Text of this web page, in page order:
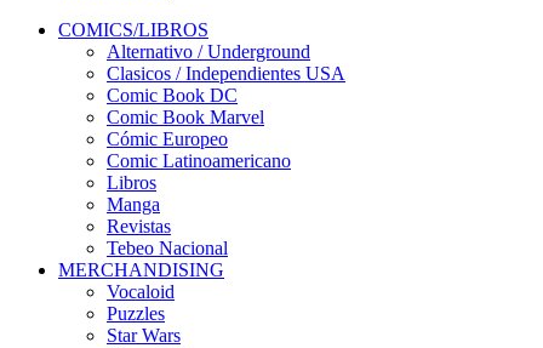
COMICS/LIBROS
Alternativo / Underground
Clasicos / Independientes USA
Comic Book DC
Comic Book Marvel
Cómic Europeo
Comic Latinoamericano
Libros
Manga
Revistas
Tebeo Nacional
MERCHANDISING
Vocaloid
Puzzles
Star Wars